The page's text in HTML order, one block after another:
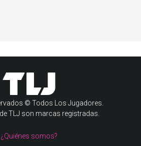
© Todos Los Jugadores.
TLJ son marcas registradas.
¿Quiénes somos?